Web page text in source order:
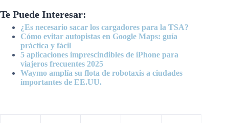
Te Puede Interesar:
¿Es necesario sacar los cargadores para la TSA?
Cómo evitar autopistas en Google Maps: guía
práctica y fácil
5 aplicaciones imprescindibles de iPhone para
viajeros frecuentes 2025
Waymo amplía su flota de robotaxis a ciudades
importantes de EE.UU.